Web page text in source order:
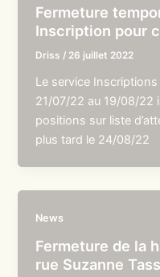
Fermeture
Inscription pour
Driss / 26 juillet 2022
Le service
21/07/22 au 19/08/22
positions sur liste
plus tard le 24/08/22
News
Fermeture de la
rue Suzanne